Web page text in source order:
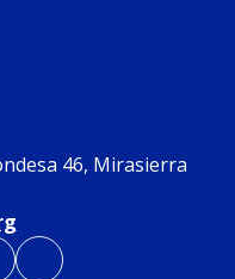
46, Mirasierra